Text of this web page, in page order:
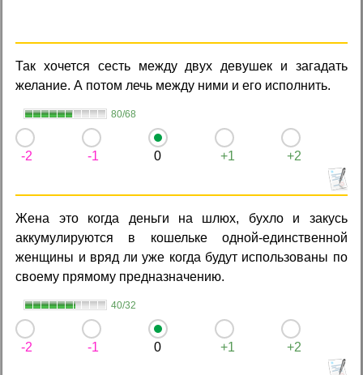
Так хочется сесть между двух девушек и загадать
желание. А потом лечь между ними и его исполнить.
80/68
-2 -1 0 +1 +2
Жена это когда деньги на шлюх, бухло и закусь
аккумулируются в кошельке одной-единственной
женщины и вряд ли уже когда будут использованы по
своему прямому предназначению.
40/32
-2 -1 0 +1 +2